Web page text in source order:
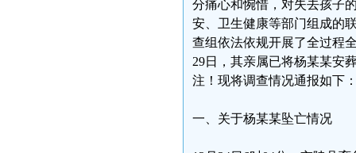
分痛心和惋惜，对失去孩子
安、卫生健康等部门组成的
查组依法依规开展了全过程
29日，其亲属已将杨某某安
注！现将调查情况通报如下
一、关于杨某某坠亡情况